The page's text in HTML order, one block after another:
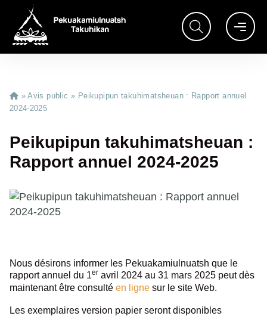
»Avis public » Peikupipun takuhimatsheuan : Rapport annuel
2024-2025
Peikupipun takuhimatsheuan :
Rapport annuel 2024-2025
Nous désirons informer les Pekuakamiulnuatsh que le
rapport annuel du 1er avril 2024 au 31 mars 2025 peut dès
maintenant être consulté en lignesur le site Web.
Les exemplaires version papier seront disponibles